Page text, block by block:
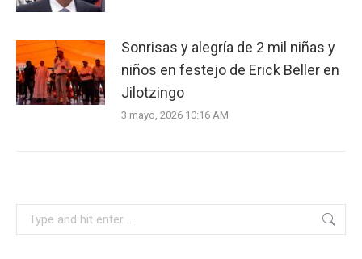
Sonrisas y alegría de 2 mil niñas y
niños en festejo de Erick Beller en
Jilotzingo
3 mayo, 2026 10:16 AM